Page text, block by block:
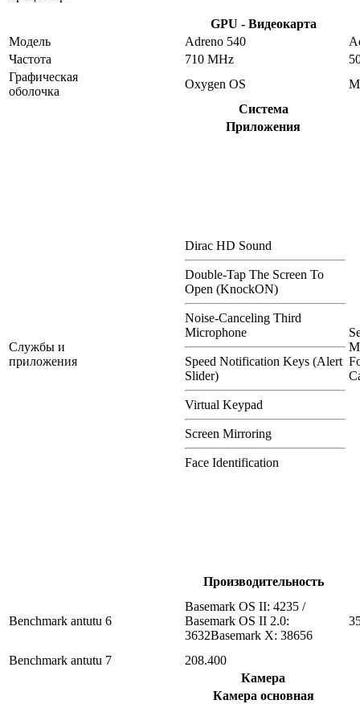
GPU - Видеокарта
Модель
Adreno 540
Частота
710 MHz
Графическая
оболочка
Oxygen OS
Система
Приложения
Службы и
приложения
Dirac HD Sound
Double-Tap The Screen To
Open (KnockON)
Noise-Canceling Third
Microphone
Speed Notification Keys (Alert
Slider)
Virtual Keypad
Screen Mirroring
Face Identification
Производительность
Benchmark antutu 6
Basemark OS II: 4235 /
Basemark OS II 2.0:
3632Basemark X: 38656
Benchmark antutu 7
208.400
Камера
Камера основная